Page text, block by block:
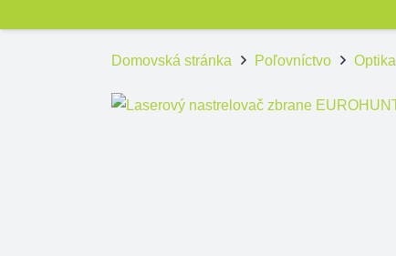
Domovská stránka Poľovníctvo Optika